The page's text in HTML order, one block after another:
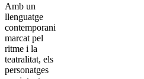
Amb un
llenguatge
contemporani
marcat pel
ritme i la
teatralitat, els
personatges